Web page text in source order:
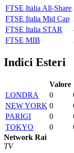
FTSE Italia All-Share
FTSE Italia Mid Cap
FTSE Italia STAR
FTSE MIB
Indici Esteri
Valore
LONDRA
0
NEW YORK 0
PARIGI
0
TOKYO
0
Network Rai
TV